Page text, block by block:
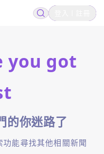
you got
的你迷路了
能尋找其他相關新聞